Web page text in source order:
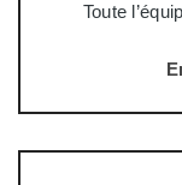
Toute